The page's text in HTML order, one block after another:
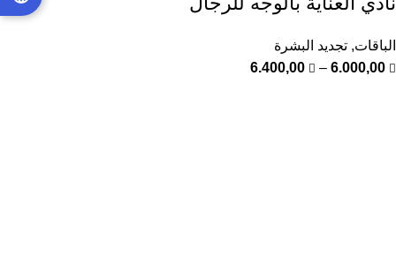
الباقات, تجديد البشرة
6.000,00
–
6.400,00